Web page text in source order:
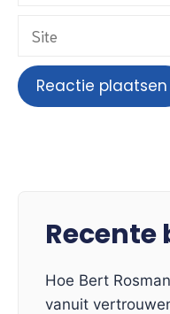
Recente
Hoe Bert
vanuit